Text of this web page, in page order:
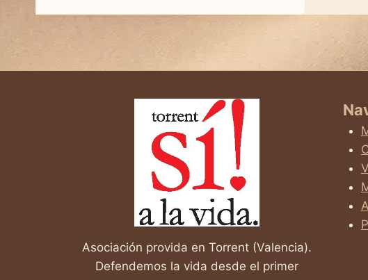
Asociación provida en Torrent (Valencia).
Defendemos la vida desde el primer